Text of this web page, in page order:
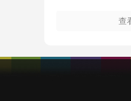
查